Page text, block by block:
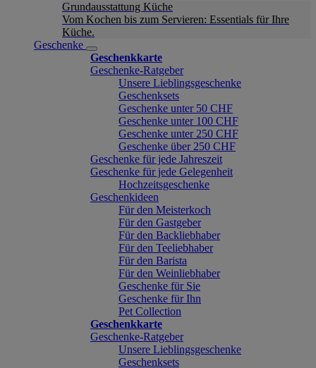
Grundausstattung Küche
Vom Kochen bis zum Servieren: Essentials für Ihre
Küche.
Geschenke
Geschenkkarte
Geschenke-Ratgeber
Unsere Lieblingsgeschenke
Geschenksets
Geschenke unter 50 CHF
Geschenke unter 100 CHF
Geschenke unter 250 CHF
Geschenke über 250 CHF
Geschenke für jede Jahreszeit
Geschenke für jede Gelegenheit
Hochzeitsgeschenke
Geschenkideen
Für den Meisterkoch
Für den Gastgeber
Für den Backliebhaber
Für den Teeliebhaber
Für den Barista
Für den Weinliebhaber
Geschenke für Sie
Geschenke für Ihn
Pet Collection
Geschenkkarte
Geschenke-Ratgeber
Unsere Lieblingsgeschenke
Geschenksets